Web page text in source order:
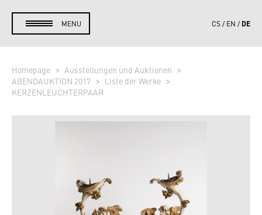
MENU CS EN DE
Homepage
Ausstellungen und Auktionen
ABENDAUKTION 2017
Liste der Werke
KERZENLEUCHTERPAAR